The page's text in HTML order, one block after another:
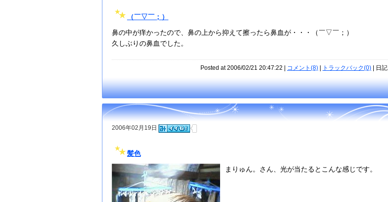
（￣▽￣；）
鼻の中が痒かったので、鼻の上から抑えて擦ったら鼻血が・・・（￣▽￣；）
久しぶりの鼻血でした。
Posted at 2006/02/21 20:47:22 | コメント(8) トラックバック(0) | 日記
2006年02月19日
髪色
まりゅん。さん、光が当たるとこんな感じです。